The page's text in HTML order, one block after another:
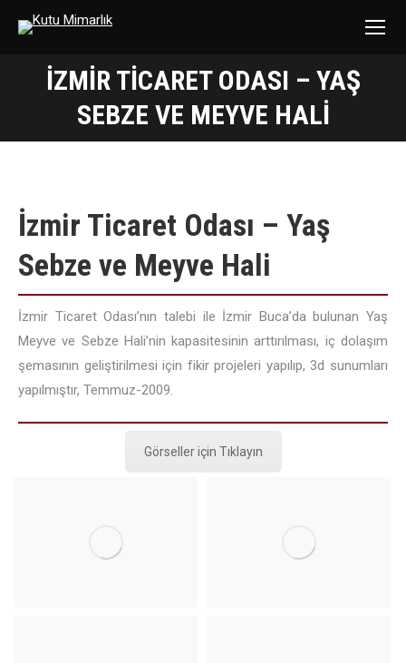
İZMIR TICARET ODASI – YAŞ
SEBZE VE MEYVE HALI
İzmir Ticaret Odası – Yaş
Sebze ve Meyve Hali
İzmir Ticaret Odası’nın talebi ile İzmir Buca’da bulunan Yaş
Meyve ve Sebze Hali’nin kapasitesinin arttırılması, iç dolaşım
şemasının geliştirilmesi için fikir projeleri yapılıp, 3d sunumları
yapılmıştır, Temmuz-2009.
Görseller için Tıklayın